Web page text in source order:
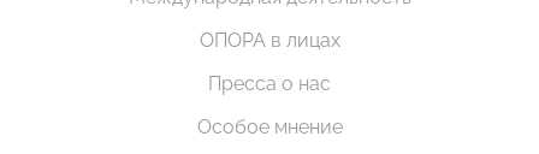
ОПОРА в лицах
Пресса о нас
Особое мнение